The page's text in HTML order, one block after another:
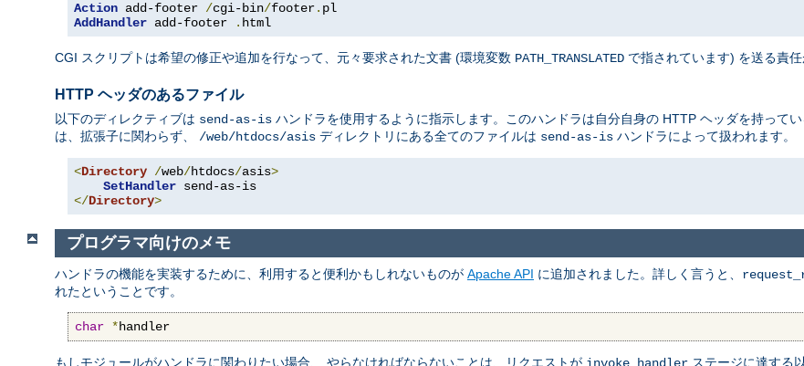
Action add-footer /cgi-bin/footer.
AddHandler add-footer . html
CGI スクリプトは希望の修正や追加を行なって、元々要求された文書 (環境変数 PATH_TRANSLATED で指されています) を送る責任
HTTP ヘッダのあるファイル
以下のディレクティブは send-as-is ハンドラを使用するように指示します。このハンドラは自分自身の HTTP ヘッダを持って
は、拡張子に関わらず、 /web/htdocs/asis ディレクトリにある全てのファイルは send-as-is ハンドラによって扱われます。
<Directory /web/htdocs/asis>
SetHandler
</Directory>
プログラマ向けのメモ
ハンドラの機能を実装するために、利用すると便利かもしれないものが Apache API に追加されました。詳しく言うと、
れたということです。
char *handler
もしモジュールがハンドラに関わりたい場合、 やらなければならないことは、リクエストが ステージに達する